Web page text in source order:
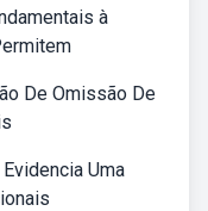
à
De Omissão De
Uma